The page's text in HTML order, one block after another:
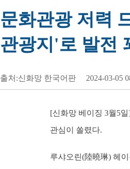
문화관광 저력
관광지'로 발전
출처:신화망 한국어판 2024-03-05
[신화망 베이징 3월5
관심이 쏠렸다.
루샤오린(陸曉琳) 헤